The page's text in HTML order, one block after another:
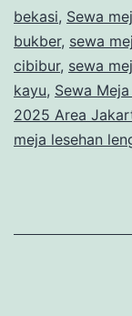
bekasi, Sewa
bukber, sewa
cibibur, sewa
kayu, Sewa
2025 Area
meja lesehan